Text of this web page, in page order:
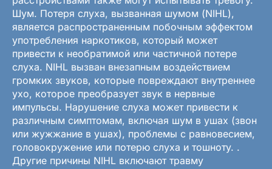
Шум. Потеря слуха, вызванная шумом (NIHL),
является распространенным побочным эффектом
употребления наркотиков, который может
привести к необратимой или частичной потере
слуха. NIHL вызван внезапным воздействием
громких звуков, которые повреждают внутреннее
ухо, которое преобразует звук в нервные
импульсы. Нарушение слуха может привести к
различным симптомам, включая шум в ушах (звон
или жужжание в ушах), проблемы с равновесием,
головокружение или потерю слуха и тошноту. .
Другие причины NIHL включают травму